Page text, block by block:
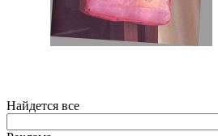
Найдется все